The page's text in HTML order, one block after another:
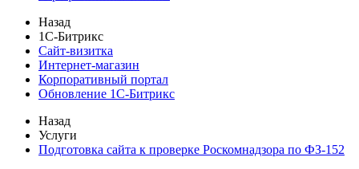
Назад
1С-Битрикс
Сайт-визитка
Интернет-магазин
Корпоративный портал
Обновление 1С-Битрикс
Назад
Услуги
Подготовка сайта к проверке Роскомнадзора по ФЗ-152